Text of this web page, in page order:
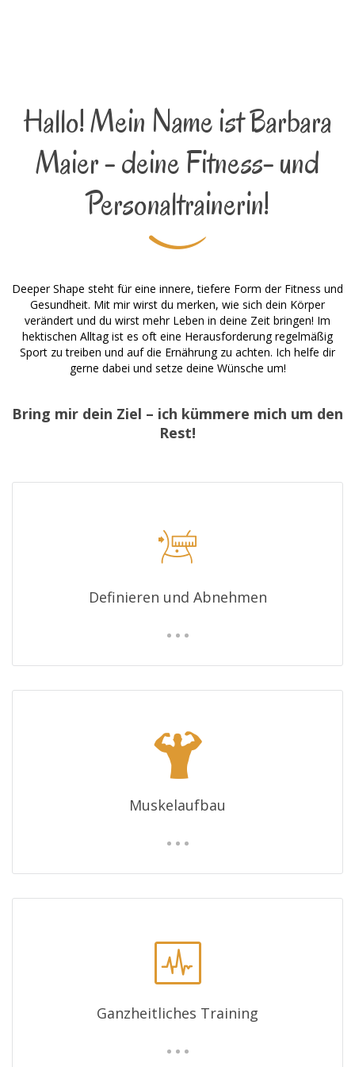
Hallo! Mein Name ist Barbara
Maier - deine Fitness- und
Personaltrainerin!
Deeper Shape steht für eine innere, tiefere Form der Fitness und
Gesundheit. Mit mir wirst du merken, wie sich dein Körper
verändert und du wirst mehr Leben in deine Zeit bringen! Im
hektischen Alltag ist es oft eine Herausforderung regelmäßig
Sport zu treiben und auf die Ernährung zu achten. Ich helfe dir
gerne dabei und setze deine Wünsche um!
Bring mir dein Ziel – ich kümmere mich um den
Rest!
Definieren und Abnehmen
Muskelaufbau
Ganzheitliches Training